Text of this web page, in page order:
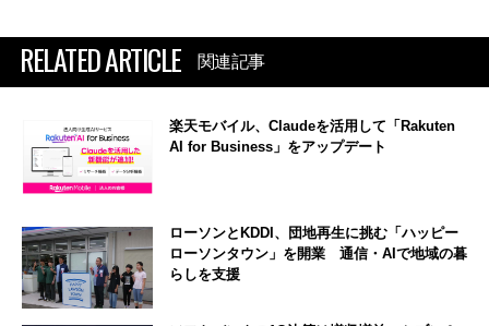
RELATED ARTICLE 関連記事
楽天モバイル、Claudeを活用して「Rakuten
AI for Business」をアップデート
ローソンとKDDI、団地再生に挑む「ハッピー
ローソンタウン」を開業 通信・AIで地域の暮
らしを支援